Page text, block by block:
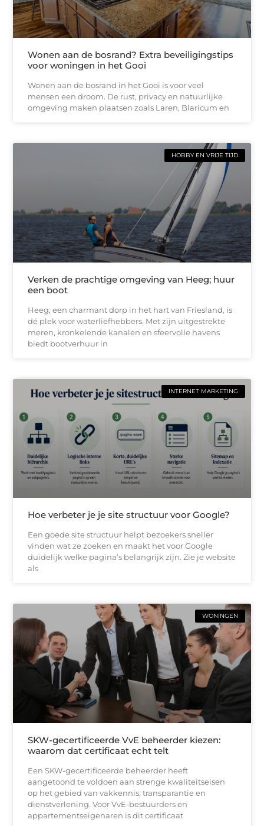
Wonen aan de bosrand? Extra beveiligingstips
voor woningen in het Gooi
Wonen aan de bosrand in het Gooi is voor veel
mensen een droom. De rust, privacy en natuurlijke
omgeving maken plaatsen zoals Laren, Blaricum en
HOBBY EN VRIJE TIJD
Verken de prachtige omgeving van Heeg; huur
een boot
Heeg, een charmant dorp in het hart van Friesland, is
dé plek voor waterliefhebbers. Met zijn uitgestrekte
meren, kronkelende kanalen en sfeervolle havens
biedt bootverhuur in
INTERNET MARKETING
Hoe verbeter je je site structuur voor Google?
Een goede site structuur helpt bezoekers sneller
vinden wat ze zoeken en maakt het voor Google
duidelijk welke pagina’s belangrijk zijn. Zie je website
als
WONINGEN
SKW-gecertificeerde VvE beheerder kiezen:
waarom dat certificaat echt telt
Een SKW-gecertificeerde beheerder heeft
aangetoond te voldoen aan strenge kwaliteitseisen
op het gebied van vakkennis, transparantie en
dienstverlening. Voor VvE-bestuurders en
appartementseigenaren is dit certificaat